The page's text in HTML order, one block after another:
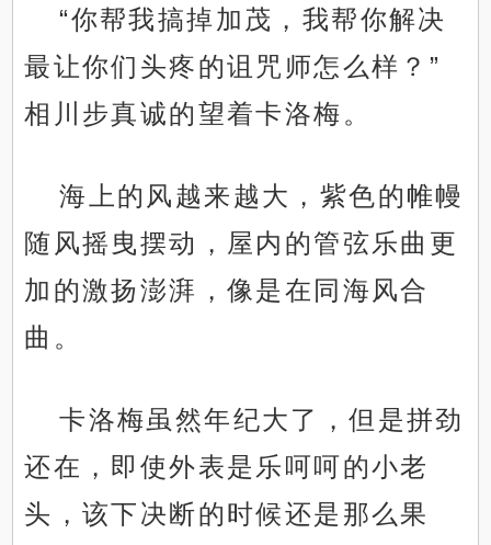
“你帮我搞掉加茂，我帮你解决
最让你们头疼的诅咒师怎么样？”
相川步真诚的望着卡洛梅。
海上的风越来越大，紫色的帷幔
随风摇曳摆动，屋内的管弦乐曲更
加的激扬澎湃，像是在同海风合
曲。
卡洛梅虽然年纪大了，但是拼劲
还在，即使外表是乐呵呵的小老
头，该下决断的时候还是那么果